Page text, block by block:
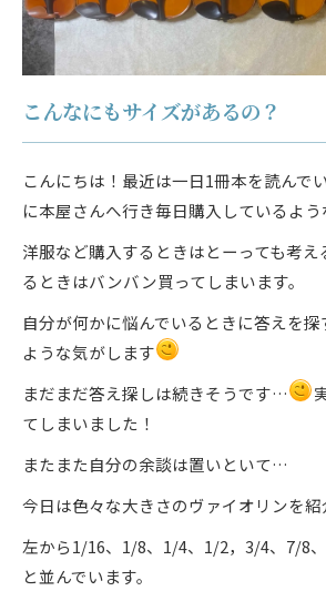
こんなにもサイズがあるの？
こんにちは！最近は一日1冊本を読んで
に本屋さんへ行き毎日購入しているよ
洋服など購入するときはとーっても考
るときはバンバン買ってしまいます。
自分が何かに悩んでいるときに答えを探
ような気がします
まだまだ答え探しは続きそうです…
てしまいました！
またまた自分の余談は置いといて…
今日は色々な大きさのヴァイオリンを
左から1/16、1/8、1/4、1/2，3/4、7/8、
と並んでいます。